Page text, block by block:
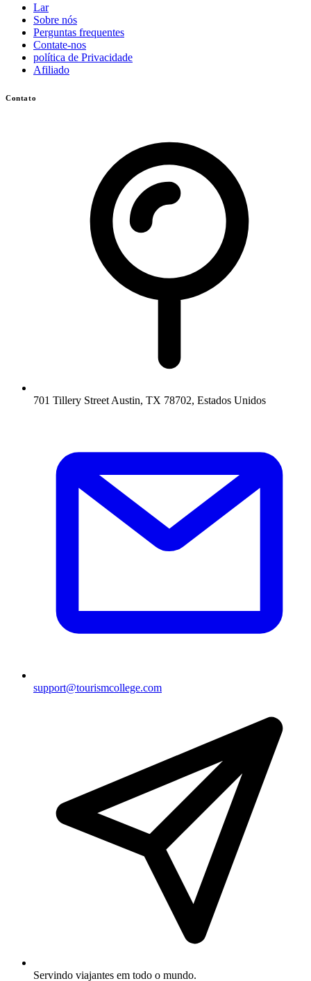
Lar
Sobre nós
Perguntas frequentes
Contate-nos
política de Privacidade
Afiliado
Contato
701 Tillery Street Austin, TX 78702, Estados Unidos
support@tourismcollege.com
Servindo viajantes em todo o mundo.